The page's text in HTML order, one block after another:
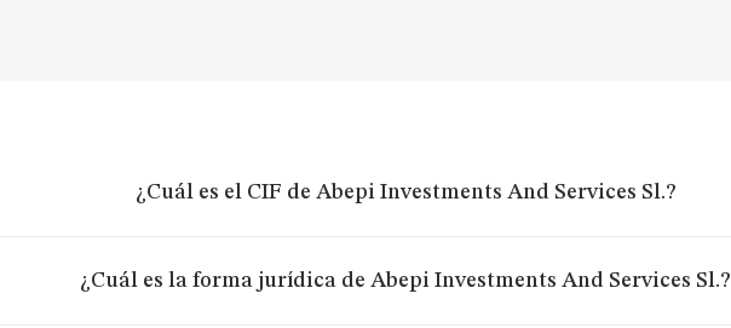
¿Cuál es el CIF de Abepi Investments And Services Sl.?
¿Cuál es la forma jurídica de Abepi Investments And Services Sl.?